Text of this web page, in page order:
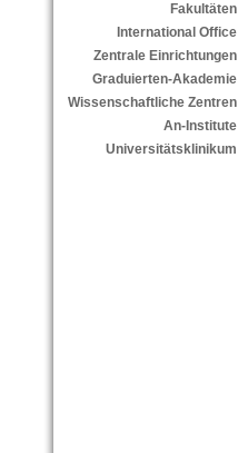
Fakultäten
International Office
Zentrale Einrichtungen
Graduierten-Akademie
Wissenschaftliche Zentren
An-Institute
Universitätsklinikum